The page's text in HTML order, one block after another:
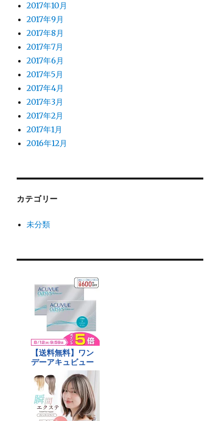
2017年10月
2017年9月
2017年8月
2017年7月
2017年6月
2017年5月
2017年4月
2017年3月
2017年2月
2017年1月
2016年12月
カテゴリー
未分類